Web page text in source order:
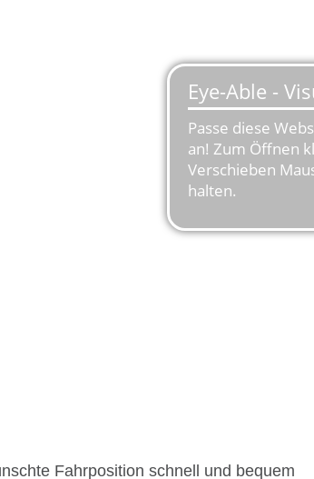
Fahrposition schnell und bequem